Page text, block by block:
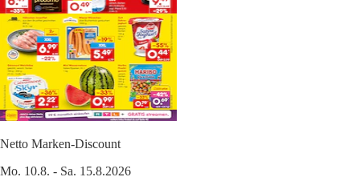
Netto Marken-Discount
Mo. 10.8. - Sa. 15.8.2026